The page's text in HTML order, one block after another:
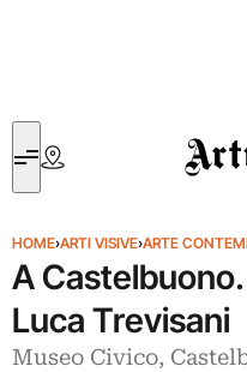
Artribune
HOME›ARTI VISIVE›ARTE
A
Luca Trevisani
Museo Civico,